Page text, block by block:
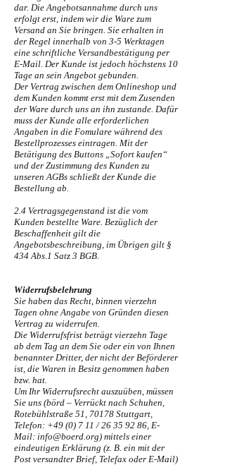
dar. Die Angebotsannahme durch uns
erfolgt erst, indem wir die Ware zum
Versand an Sie bringen. Sie erhalten in
der Regel innerhalb von 3-5 Werktagen
eine schriftliche Versandbestätigung per
E-Mail. Der Kunde ist jedoch höchstens 10
Tage an sein Angebot gebunden.
Der Vertrag zwischen dem Onlineshop und
dem Kunden kommt erst mit dem Zusenden
der Ware durch uns an ihn zustande. Dafür
muss der Kunde alle erforderlichen
Angaben in die Fomulare während des
Bestellprozesses eintragen. Mit der
Betätigung des Buttons „Sofort kaufen“
und der Zustimmung des Kunden zu
unseren AGBs schließt der Kunde die
Bestellung ab.
2.4 Vertragsgegenstand ist die vom
Kunden bestellte Ware. Bezüglich der
Beschaffenheit gilt die
Angebotsbeschreibung, im Übrigen gilt §
434 Abs.1 Satz 3 BGB.
Widerrufsbelehrung
Sie haben das Recht, binnen vierzehn
Tagen ohne Angabe von Gründen diesen
Vertrag zu widerrufen.
Die Widerrufsfrist beträgt vierzehn Tage
ab dem Tag an dem Sie oder ein von Ihnen
benannter Dritter, der nicht der Beförderer
ist, die Waren in Besitz genommen haben
bzw. hat.
Um Ihr Widerrufsrecht auszuüben, müssen
Sie uns (börd – Verrückt nach Schuhen,
Rotebühlstraße 51, 70178 Stuttgart,
Telefon: +49 (0) 7 11 /26 35 92 86, E-
Mail: info@boerd.org) mittels einer
eindeutigen Erklärung (z. B. ein mit der
Post versandter Brief, Telefax oder E-Mail)